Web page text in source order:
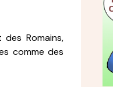
Romains,
comme des